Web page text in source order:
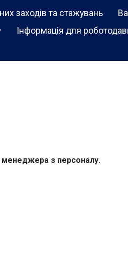
заходів та стажувань
Інформація для
менеджера з персоналу.